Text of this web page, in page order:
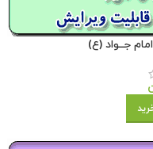
جــواد (ع)